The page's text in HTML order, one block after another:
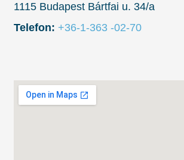
1115 Budapest Bártfai u. 34/a
Telefon: +36-1-363 -02-70